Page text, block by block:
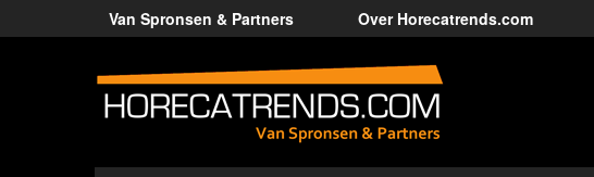
Van Spronsen & Partners Over Horecatrends.com